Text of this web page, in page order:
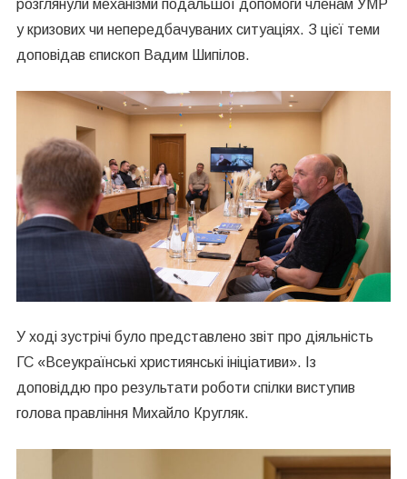
розглянули механізми подальшої допомоги членам УМР
у кризових чи непередбачуваних ситуаціях. З цієї теми
доповідав єпископ Вадим Шипілов.
У ході зустрічі було представлено звіт про діяльність
ГС «Всеукраїнські християнські ініціативи». Із
доповіддю про результати роботи спілки виступив
голова правління Михайло Кругляк.